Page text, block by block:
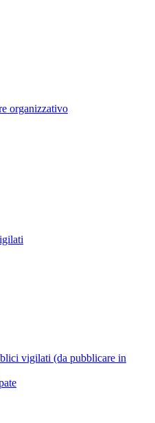
organizzativo
vigilati (da pubblicare in